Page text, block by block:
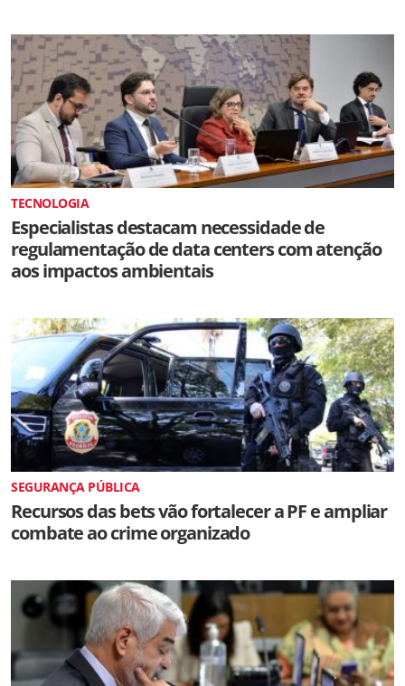
TECNOLOGIA
Especialistas destacam necessidade de
regulamentação de data centers com atenção
aos impactos ambientais
SEGURANÇA PÚBLICA
Recursos das bets vão fortalecer a PF e ampliar
combate ao crime organizado